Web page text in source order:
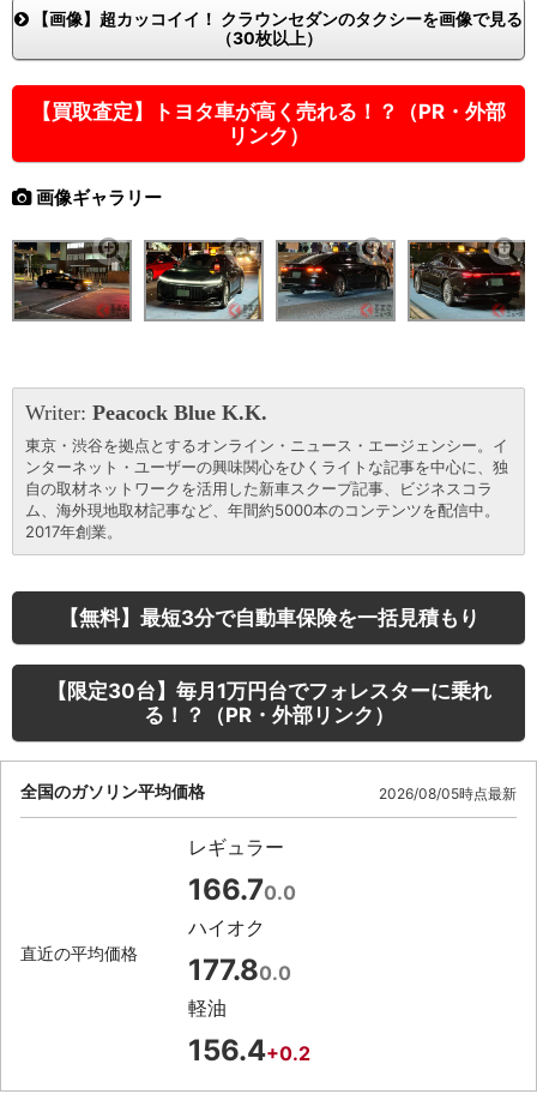
【画像】超カッコイイ！ クラウンセダンのタクシーを画像で見る
（30枚以上）
【買取査定】トヨタ車が高く売れる！？（PR・外部
リンク）
画像ギャラリー
Writer: Peacock Blue K.K.
東京・渋谷を拠点とするオンライン・ニュース・エージェンシー。イ
ンターネット・ユーザーの興味関心をひくライトな記事を中心に、独
自の取材ネットワークを活用した新車スクープ記事、ビジネスコラ
ム、海外現地取材記事など、年間約5000本のコンテンツを配信中。
2017年創業。
【無料】最短3分で自動車保険を一括見積もり
【限定30台】毎月1万円台でフォレスターに乗れ
る！？（PR・外部リンク）
全国のガソリン平均価格 2026/08/05時点最新
直近の平均価格
レギュラー
166.70.0
ハイオク
177.80.0
軽油
156.4+0.2